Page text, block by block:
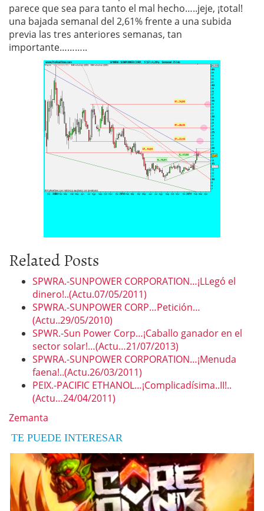
parece que sea para tanto el mal hecho…..jeje, ¡total!
una bajada semanal del 2,61% frente a una subida
previa las tres anteriores semanas, tan
importante………..
Related Posts
SPWRA.-SUNPOWER CORPORATION…¡LLegó el
dinero!..(Actu.07/05/2011)
SPWRA.-SUNPOWER CORP…Petición…
(Actu..29/05/2010)
SPWR.-Sun Power Corp…¡Caballo ganador en el
sector solar!…(Actu…21/07/2013)
SPWRA.-SUNPOWER CORPORATION…¡Menuda
faena!..(Actu.26/03/2011)
PEIX.-PACIFIC ETHANOL…¡Complicadísima..II!..
(Actu…24/04/2011)
Zemanta
TE PUEDE INTERESAR